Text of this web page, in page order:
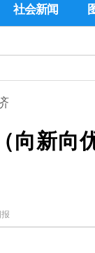
社会新闻
向新向